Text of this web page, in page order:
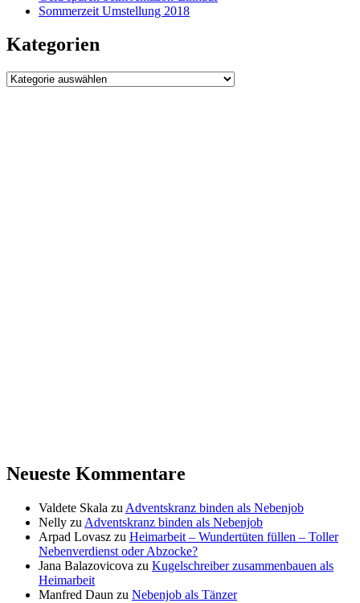
Sommerzeit Umstellung 2018
Kategorien
Kategorien
Neueste Kommentare
Valdete Skala zu Adventskranz binden als Nebenjob
Nelly zu Adventskranz binden als Nebenjob
Arpad Lovasz zu Heimarbeit – Wundertüten füllen – Toller
Nebenverdienst oder Abzocke?
Jana Balazovicova zu Kugelschreiber zusammenbauen als
Heimarbeit
Manfred Daun zu Nebenjob als Tänzer